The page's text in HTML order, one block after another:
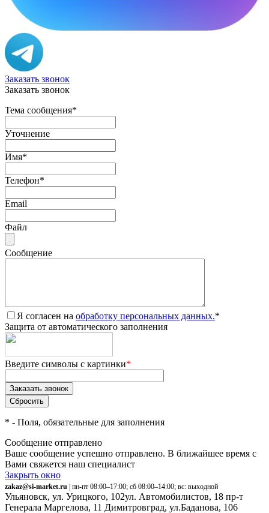
Заказать звонок
Заказать звонок
Тема сообщения*
Уточнение
Имя*
Телефон*
Email
Файл
Сообщение
Я согласен на обработку персональных данных.*
Защита от автоматического заполнения
Введите символы с картинки*
* - Поля, обязательные для заполнения
Сообщение отправлено
Ваше сообщение успешно отправлено. В ближайшее время с
Вами свяжется наш специалист
Закрыть окно
zakaz@si-market.ru | пн-пт 08:00–17:00; сб 08:00–14:00; вс: выходной
Ульяновск, ул. Урицкого, 102ул. Автомобилистов, 18 пр-т
Генерала Маргелова, 11 Димитровград, ул.Баданова, 106